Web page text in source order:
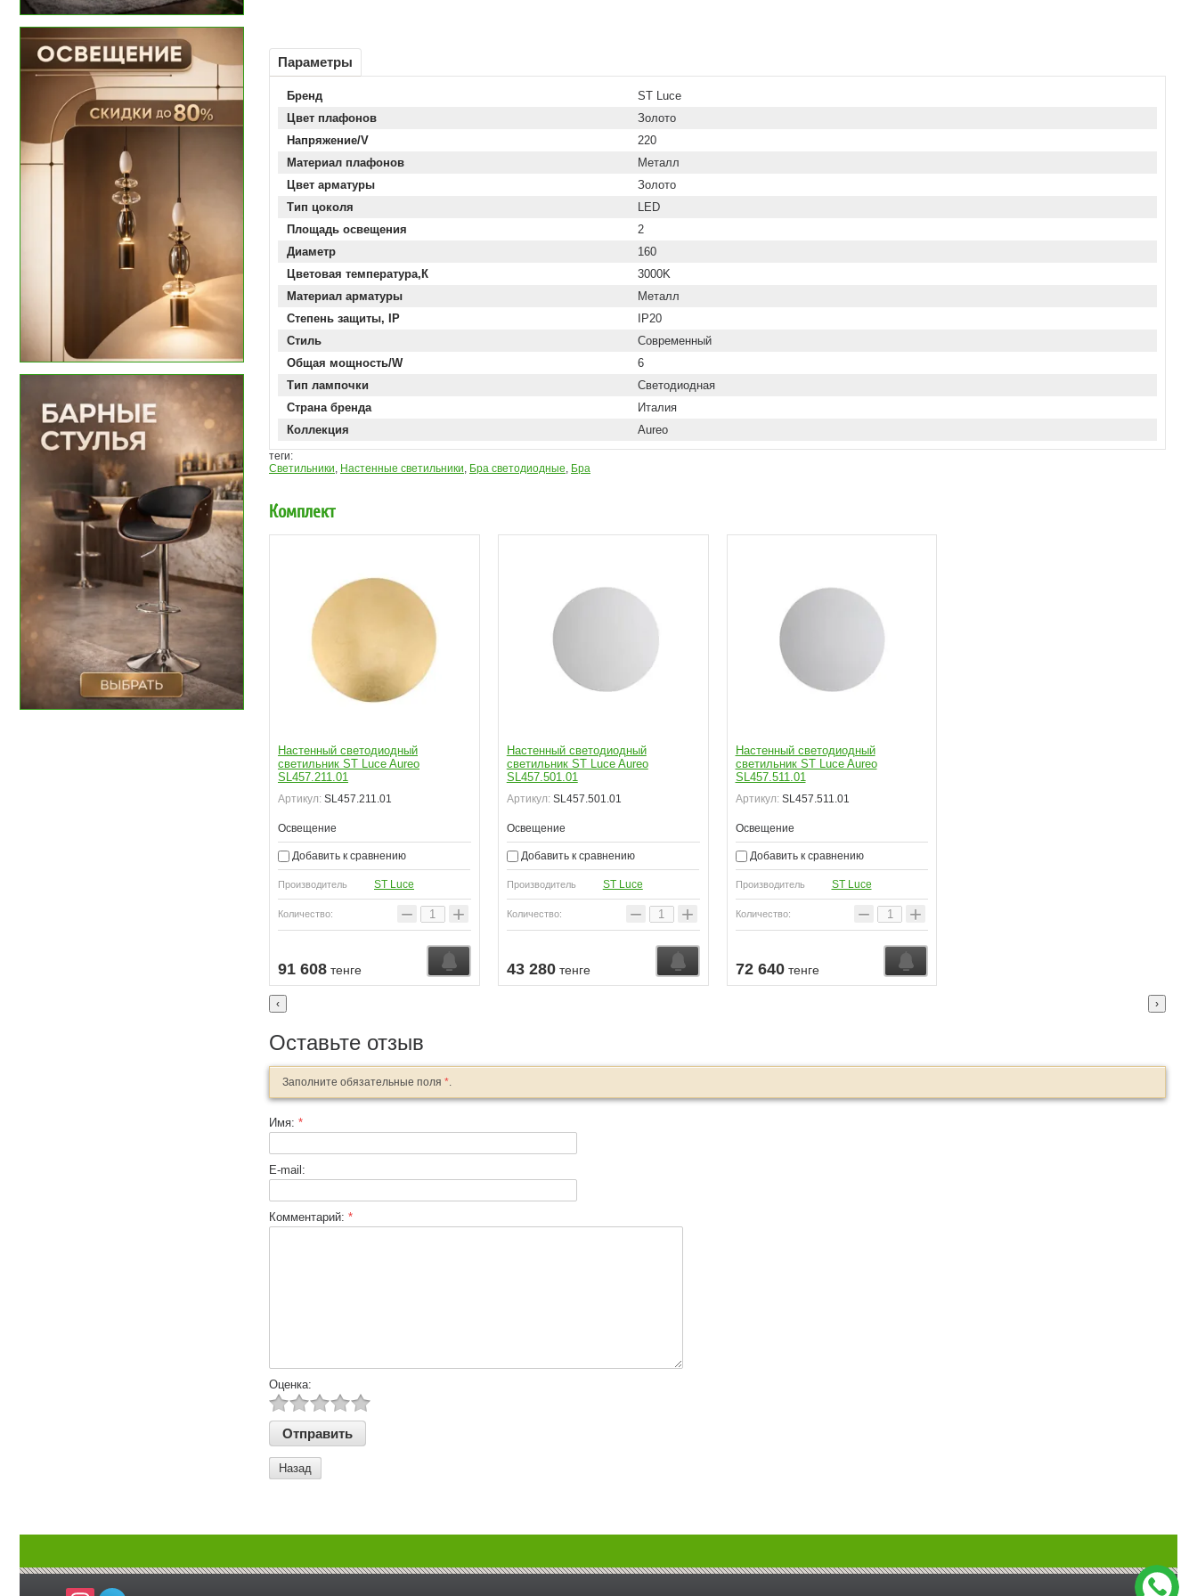
Параметры
Бренд
ST Luce
Цвет плафонов
Золото
Напряжение/V
220
Материал плафонов
Металл
Цвет арматуры
Золото
Тип цоколя
LED
Площадь освещения
2
Диаметр
160
Цветовая температура,К
3000K
Материал арматуры
Металл
Степень защиты, IP
IP20
Стиль
Современный
Общая мощность/W
6
Тип лампочки
Светодиодная
Страна бренда
Италия
Коллекция
Aureo
теги:
Светильники, Настенные светильники, Бра светодиодные, Бра
Комплект
Настенный светодиодный
светильник ST Luce Aureo
SL457.211.01
Артикул: SL457.211.01
Освещение
Добавить к сравнению
Производитель ST Luce
Количество: − +
91 608 тенге
Настенный светодиодный
светильник ST Luce Aureo
SL457.501.01
Артикул:SL457.501.01
Освещение
Добавить к сравнению
Производитель ST Luce
Количество: − +
43 280тенге
Настенный светодиодный
светильник ST Luce Aureo
SL457.511.01
Артикул:SL457.511.01
Освещение
Добавить к сравнению
Производитель ST Luce
Количество: − +
72 640тенге
‹ ›
Оставьте отзыв
Заполните обязательные поля *.
Имя: *
E-mail:
Комментарий: *
Оценка:
Назад